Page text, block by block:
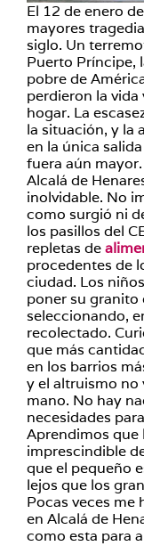
El 12 de enero
mayores
siglo. Un
Puerto Príncipe,
pobre de
perdieron la
hogar. La
la situación, y la
en la única
fuera aún
Alcalá de
inolvidable. No
como surgió ni
los pasillos del
repletas de
procedentes de
ciudad. Los
poner su granito
seleccionando,
recolectado.
que más
en los barrios
y el altruismo no
mano. No hay
necesidades
Aprendimos que
imprescindible
que el pequeño
lejos que los
Pocas veces me
en Alcalá de
como esta para